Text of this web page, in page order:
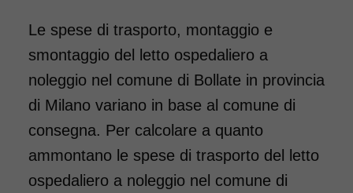
Le spese di trasporto, montaggio e
smontaggio del letto ospedaliero a
noleggio nel comune di Bollate in provincia
di Milano variano in base al comune di
consegna. Per calcolare a quanto
ammontano le spese di trasporto del letto
ospedaliero a noleggio nel comune di